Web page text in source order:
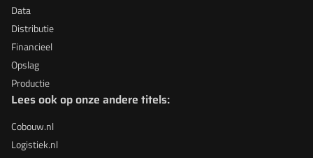
Data
Distributie
Financieel
Opslag
Productie
Lees ook op onze andere titels:
Cobouw.nl
Logistiek.nl